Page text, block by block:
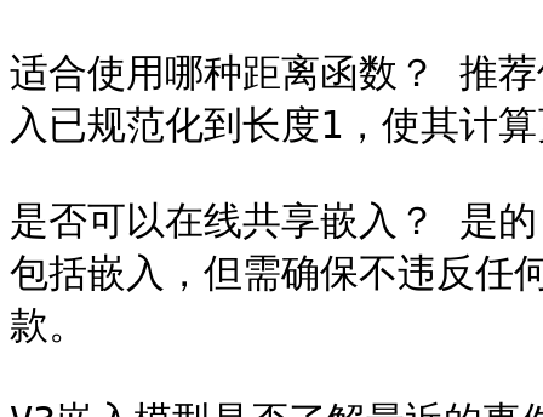
适合使用哪种距离函数？ 推
入已规范化到长度1，使其计
是否可以在线共享嵌入？ 是
包括嵌入，但需确保不违反
款。